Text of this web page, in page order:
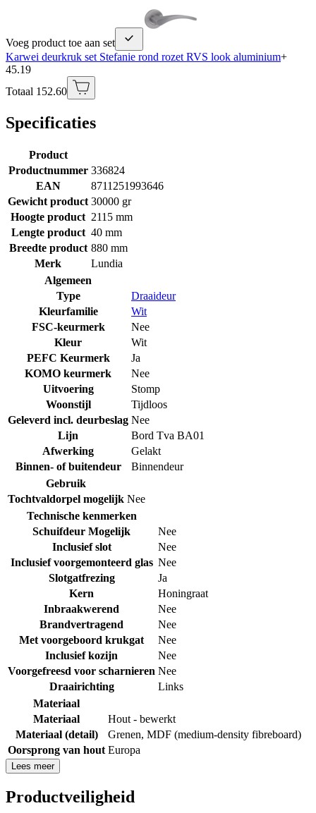
Voeg product toe aan set
Karwei deurkruk set Stefanie rond rozet RVS look aluminium+
45.19
Totaal 152.60
Specificaties
Product
Productnummer 336824
EAN
8711251993646
Gewicht product 30000 gr
Hoogte product 2115 mm
Lengte product 40 mm
Breedte product 880 mm
Merk
Lundia
Algemeen
Type
Draaideur
Kleurfamilie
Wit
FSC-keurmerk
Nee
Kleur
Wit
PEFC Keurmerk
Ja
KOMO keurmerk
Nee
Uitvoering
Stomp
Woonstijl
Tijdloos
Geleverd incl. deurbeslag Nee
Lijn
Bord Tva BA01
Afwerking
Gelakt
Binnen- of buitendeur
Binnendeur
Gebruik
Tochtvaldorpel mogelijk Nee
Technische kenmerken
Schuifdeur Mogelijk
Nee
Inclusief slot
Nee
Inclusief voorgemonteerd glas Nee
Slotgatfrezing
Ja
Kern
Honingraat
Inbraakwerend
Nee
Brandvertragend
Nee
Met voorgeboord krukgat
Nee
Inclusief kozijn
Nee
Voorgefreesd voor scharnieren Nee
Draairichting
Links
Materiaal
Materiaal
Hout - bewerkt
Materiaal (detail)
Grenen, MDF (medium-density fibreboard)
Oorsprong van hout Europa
Lees meer
Productveiligheid